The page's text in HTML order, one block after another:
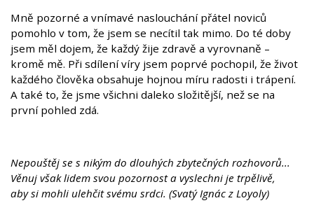
Mně pozorné a vnímavé naslouchání přátel noviců
pomohlo v tom, že jsem se necítil tak mimo. Do té doby
jsem měl dojem, že každý žije zdravě a vyrovnaně –
kromě mě. Při sdílení víry jsem poprvé pochopil, že život
každého člověka obsahuje hojnou míru radosti i trápení.
A také to, že jsme všichni daleko složitější, než se na
první pohled zdá.
Nepouštěj se s nikým do dlouhých zbytečných rozhovorů...
Věnuj však lidem svou pozornost a vyslechni je trpělivě,
aby si mohli ulehčit svému srdci. (Svatý Ignác z Loyoly)